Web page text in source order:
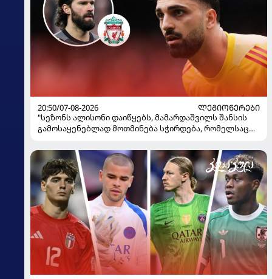
20:50/07-08-2026
ᲚᲔᲒᲘᲝᲜᲔᲠᲔᲑᲘ
"სეზონს ალისონი დაიწყებს, მამარდაშვილს შანსის
გამოსაყენებლად მოთმინება სჭირდება, რომელსაც
ყოფილმა მეკარემ